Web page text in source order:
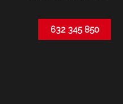
632 345 850